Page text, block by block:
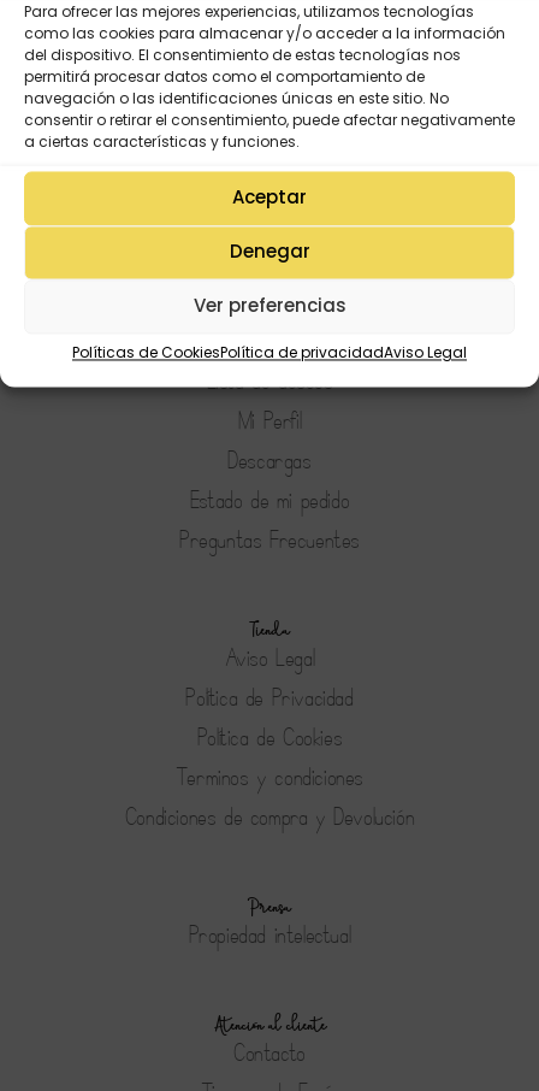
Para ofrecer las mejores experiencias, utilizamos tecnologías
como las cookies para almacenar y/o acceder a la información
del dispositivo. El consentimiento de estas tecnologías nos
permitirá procesar datos como el comportamiento de
navegación o las identificaciones únicas en este sitio. No
consentir o retirar el consentimiento, puede afectar negativamente
a ciertas características y funciones.
Aceptar
Denegar
Ver preferencias
Políticas de CookiesPolítica de privacidadAviso Legal
Mi Cuenta
Lista de deseos
Mi Perfil
Descargas
Estado de mi pedido
Preguntas Frecuentes
Tienda
Aviso Legal
Política de Privacidad
Política de Cookies
Terminos y condiciones
Condiciones de compra y Devolución
Prensa
Propiedad intelectual
Atención al cliente
Contacto